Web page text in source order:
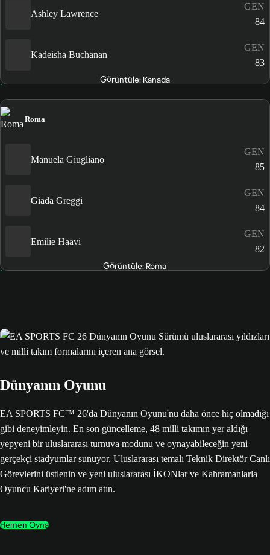
Ashley Lawrence
GEN
84
Kadeisha Buchanan
GEN
83
Görüntüle: Kanada
Roma
Manuela Giugliano
GEN
85
Giada Greggi
GEN
84
Emilie Haavi
GEN
82
Görüntüle: Roma
Dünyanın Oyunu
EA SPORTS FC™ 26'da Dünyanın Oyunu'nu daha önce hiç olmadığı
gibi deneyimleyin. En son güncelleme, 48 milli takımın yer aldığı
yepyeni bir uluslararası turnuva modunu ve oynayabileceğin yeni
gerçekçi stadyumlar sunuyor. Uluslararası temalı Teknik Direktör Canlı
Görevlerini üstlenin ve yeni uluslararası İKONlar ve Kahramanlarla
Oyuncu Kariyeri'ne adım atın.
Hemen Oyna